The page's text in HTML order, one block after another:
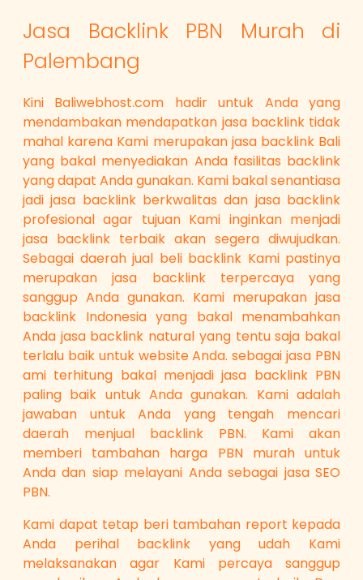
Jasa Backlink PBN Murah di
Palembang
Kini Baliwebhost.com hadir untuk Anda yang
mendambakan mendapatkan jasa backlink tidak
mahal karena Kami merupakan jasa backlink Bali
yang bakal menyediakan Anda fasilitas backlink
yang dapat Anda gunakan. Kami bakal senantiasa
jadi jasa backlink berkwalitas dan jasa backlink
profesional agar tujuan Kami inginkan menjadi
jasa backlink terbaik akan segera diwujudkan.
Sebagai daerah jual beli backlink Kami pastinya
merupakan jasa backlink terpercaya yang
sanggup Anda gunakan. Kami merupakan jasa
backlink Indonesia yang bakal menambahkan
Anda jasa backlink natural yang tentu saja bakal
terlalu baik untuk website Anda. sebagai jasa PBN
ami terhitung bakal menjadi jasa backlink PBN
paling baik untuk Anda gunakan. Kami adalah
jawaban untuk Anda yang tengah mencari
daerah menjual backlink PBN. Kami akan
memberi tambahan harga PBN murah untuk
Anda dan siap melayani Anda sebagai jasa SEO
PBN.
Kami dapat tetap beri tambahan report kepada
Anda perihal backlink yang udah Kami
melaksanakan agar Kami percaya sanggup